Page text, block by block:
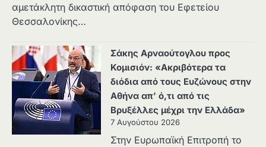
αμετάκλητη δικαστική απόφαση του Εφετείου
Θεσσαλονίκης…
Σάκης Αρναούτογλου προς
Κομισιόν: «Ακριβότερα τα
διόδια από τους Ευζώνους στην
Αθήνα απ’ ό,τι από τις
Βρυξέλλες μέχρι την Ελλάδα»
7 Αυγούστου 2026
Στην Ευρωπαϊκή Επιτροπή το